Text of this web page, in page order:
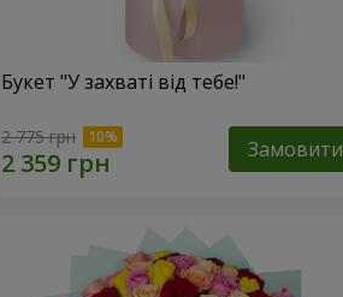
Букет "У захваті від тебе!"
2 775 грн Замовити